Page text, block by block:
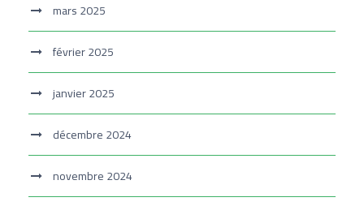
mars 2025
février 2025
janvier 2025
décembre 2024
novembre 2024